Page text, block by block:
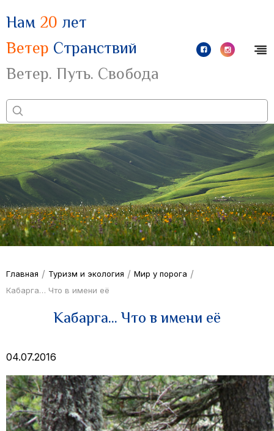
Нам 20 лет
Ветер Странствий
Ветер. Путь. Свобода
Главная / Туризм и экология / Мир у порога /
Кабарга… Что в имени её
Кабарга… Что в имени её
04.07.2016